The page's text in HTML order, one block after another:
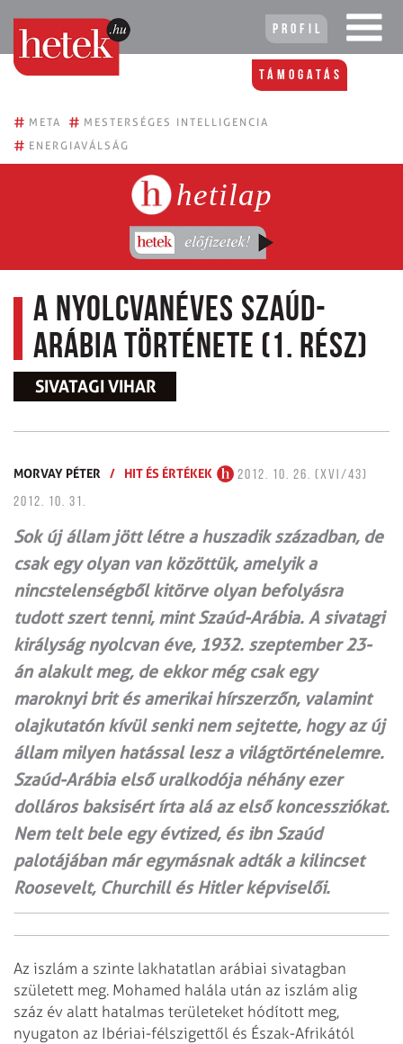
Profil
Támogatás
# META # MESTERSÉGES INTELLIGENCIA
# ENERGIAVÁLSÁG
hetilap
A nyolcvanéves Szaúd-
Arábia története (1. rész)
SIVATAGI VIHAR
MORVAY PÉTER / HIT ÉS ÉRTÉKEK
2012. 10. 26. (XVI/43)
2012. 10. 31.
Sok új állam jött létre a huszadik században, de
csak egy olyan van közöttük, amelyik a
nincstelenségből kitörve olyan befolyásra
tudott szert tenni, mint Szaúd-Arábia. A sivatagi
királyság nyolcvan éve, 1932. szeptember 23-
án alakult meg, de ekkor még csak egy
maroknyi brit és amerikai hírszerzőn, valamint
olajkutatón kívül senki nem sejtette, hogy az új
állam milyen hatással lesz a világtörténelemre.
Szaúd-Arábia első uralkodója néhány ezer
dolláros baksisért írta alá az első koncessziókat.
Nem telt bele egy évtized, és ibn Szaúd
palotájában már egymásnak adták a kilincset
Roosevelt, Churchill és Hitler képviselői.
Az iszlám a szinte lakhatatlan arábiai sivatagban
született meg. Mohamed halála után az iszlám alig
száz év alatt hatalmas területeket hódított meg,
nyugaton az Ibériai-félszigettől és Észak-Afrikától